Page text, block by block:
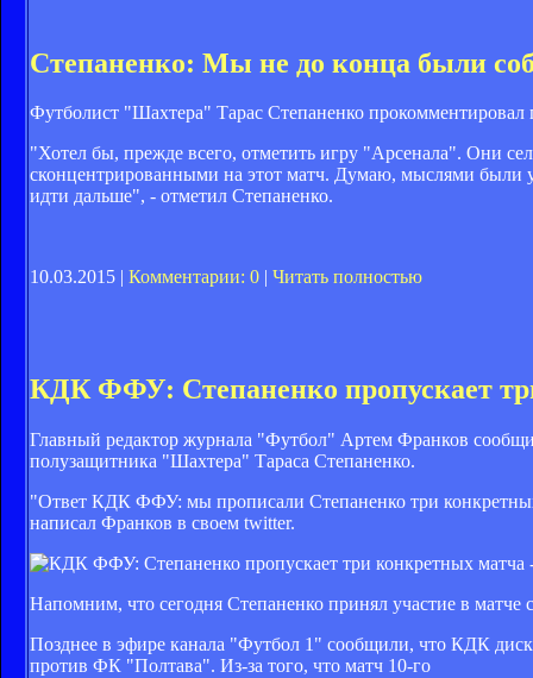
Степаненко: Мы не до конца были
Футболист "Шахтера" Тарас Степаненко прокомментировал
"Хотел бы, прежде всего, отметить игру "Арсенала". Они
сконцентрированными на этот матч. Думаю, мыслями были
идти дальше", - отметил Степаненко.
10.03.2015 | Комментарии: 0 Читать полностью
КДК ФФУ: Степаненко пропускает
Главный редактор журнала "Футбол" Артем Франков
полузащитника "Шахтера" Тараса Степаненко.
"Ответ КДК ФФУ: мы прописали Степаненко три
написал Франков в своем twitter.
Напомним, что сегодня Степаненко принял участие в
Позднее в эфире канала "Футбол 1" сообщили, что КДК
против ФК "Полтава". Из-за того, что матч 10-го